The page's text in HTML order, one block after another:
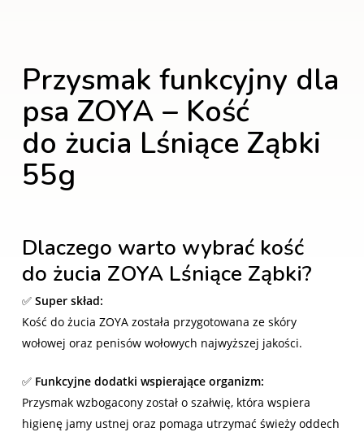
Przysmak funkcyjny dla
psa ZOYA – Kość
do żucia Lśniące Ząbki
55g
Dlaczego warto wybrać kość
do żucia ZOYA Lśniące Ząbki?
✅ Super skład:
Kość do żucia ZOYA została przygotowana ze skóry
wołowej oraz penisów wołowych najwyższej jakości.
✅ Funkcyjne dodatki wspierające organizm:
Przysmak wzbogacony został o szałwię, która wspiera
higienę jamy ustnej oraz pomaga utrzymać świeży oddech